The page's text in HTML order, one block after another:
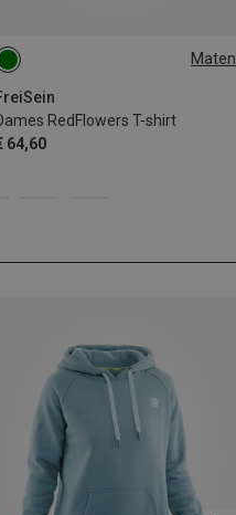
Maten
RedFlowers T-shirt
64,60
S